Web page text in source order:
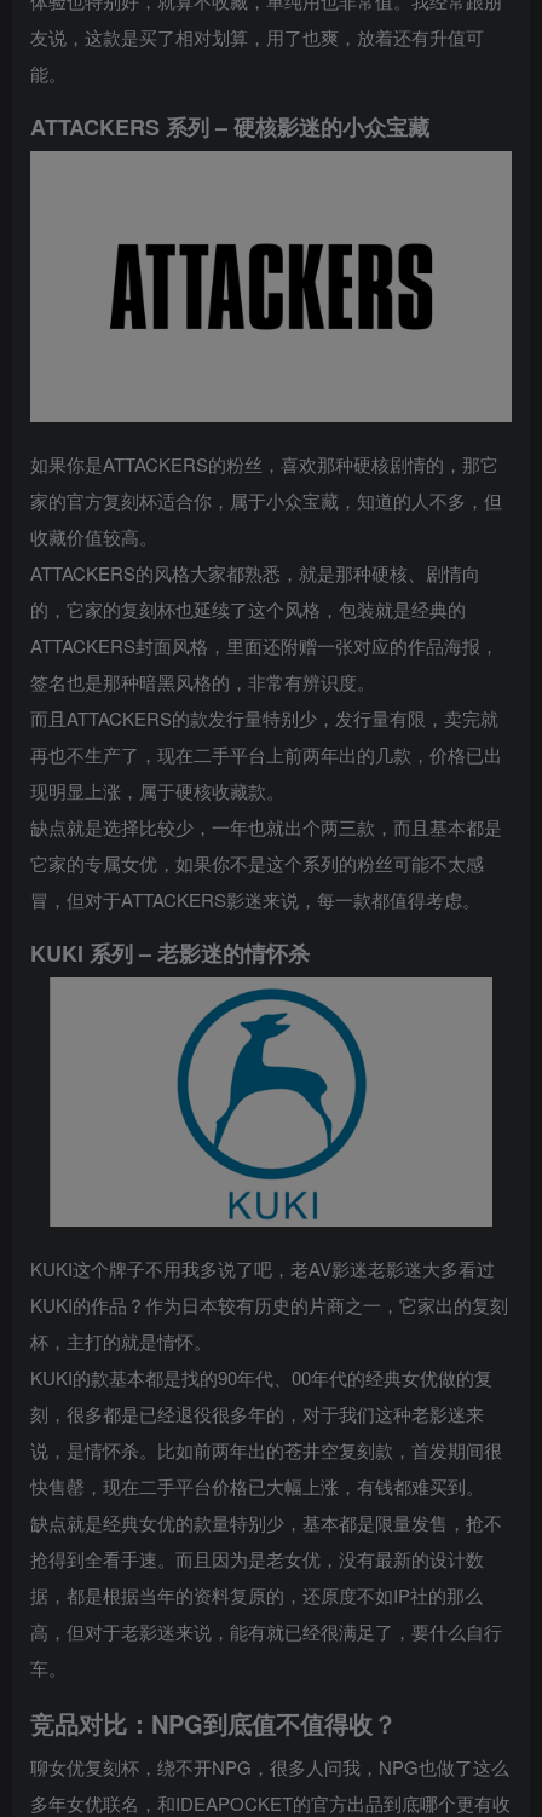
友说，这款是买了相对划算，用了也爽，放着还有升值可
能。
ATTACKERS 系列 – 硬核影迷的小众宝藏
如果你是ATTACKERS的粉丝，喜欢那种硬核剧情的，那它
家的官方复刻杯适合你，属于小众宝藏，知道的人不多，但
收藏价值较高。
ATTACKERS的风格大家都熟悉，就是那种硬核、剧情向
的，它家的复刻杯也延续了这个风格，包装就是经典的
ATTACKERS封面风格，里面还附赠一张对应的作品海报，
签名也是那种暗黑风格的，非常有辨识度。
而且ATTACKERS的款发行量特别少，发行量有限，卖完就
再也不生产了，现在二手平台上前两年出的几款，价格已出
现明显上涨，属于硬核收藏款。
缺点就是选择比较少，一年也就出个两三款，而且基本都是
它家的专属女优，如果你不是这个系列的粉丝可能不太感
冒，但对于ATTACKERS影迷来说，每一款都值得考虑。
KUKI 系列 – 老影迷的情怀杀
KUKI这个牌子不用我多说了吧，老AV影迷老影迷大多看过
KUKI的作品？作为日本较有历史的片商之一，它家出的复刻
杯，主打的就是情怀。
KUKI的款基本都是找的90年代、00年代的经典女优做的复
刻，很多都是已经退役很多年的，对于我们这种老影迷来
说，是情怀杀。比如前两年出的苍井空复刻款，首发期间很
快售罄，现在二手平台价格已大幅上涨，有钱都难买到。
缺点就是经典女优的款量特别少，基本都是限量发售，抢不
抢得到全看手速。而且因为是老女优，没有最新的设计数
据，都是根据当年的资料复原的，还原度不如IP社的那么
高，但对于老影迷来说，能有就已经很满足了，要什么自行
车。
竞品对比：NPG到底值不值得收？
聊女优复刻杯，绕不开NPG，很多人问我，NPG也做了这么
多年女优联名，和IDEAPOCKET的官方出品到底哪个更有收